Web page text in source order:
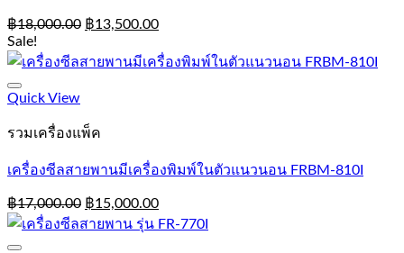
฿18,000.00 ฿13,500.00
Sale!
Quick View
รวมเครื่องแพ็ค
เครื่องซีลสายพานมีเครื่องพิมพ์ในตัวแนวนอน FRBM-810I
฿17,000.00 ฿15,000.00